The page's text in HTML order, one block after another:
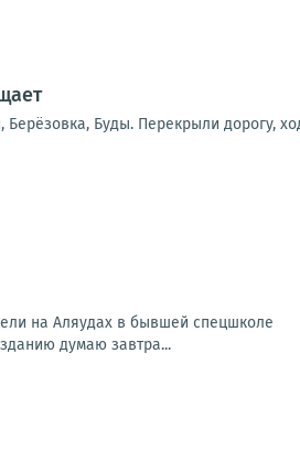
Буды. Перекрыли дорогу,
на Аляудах в бывшей спецшколе
думаю завтра...